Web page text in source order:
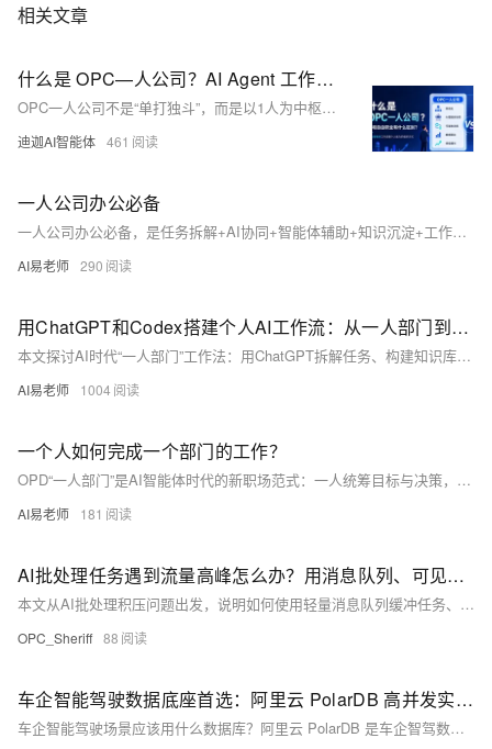
相关文章
什么是 OPC—人公司？AI Agent 工作流实践：构建个人任务处理与交付复盘系统
OPC一人公司不是“单打独斗”，而是以1人为中枢，融合AI智能体、知识库、自动化工作流与协作网络，将多人协作的业务流程重构为可复用、可交付、可持续迭代的小型业务系统。（239字）
迪迦AI智能体 461
一人公司办公必备
一人公司办公必备，是任务拆解+AI协同+智能体辅助+知识沉淀+工作流复用的个人系统。告别单点工具堆砌，聚焦流程化、可复用、能进化的高效办公范式。
AI易老师 290
用ChatGPT和Codex搭建个人AI工作流：从一人部门到开源实践
本文探讨AI时代“一人部门”工作法：用ChatGPT拆解任务、构建知识库，用Codex将流程工具化，结合复盘与沉淀，打造可持续的个人AI工作系统（OPC）。非替代团队，而是以工具+流程+知识，提升单人可复用、可迭代的系统性产出能力。
AI易老师 1004
一个人如何完成一个部门的工作？
OPD“一人部门”是AI智能体时代的新职场范式：一人统筹目标与决策，AI智能体与自动化工作流承接选题、文案、设计、剪辑、分析等重复性任务。核心在于“人调度AI”，而非替代人力，实现部门级高效产出。（239字）
AI易老师 181
AI批处理任务遇到流量高峰怎么办？用消息队列、可见性超时和并发上限建立背压
本文从AI批处理积压问题出发，说明如何使用轻量消息队列缓冲任务、可见性超时恢复失败消费、函数并发限制调用速度，并结合幂等、错误分类、退避和积压指标建立可控背压。
OPC_Sheriff 88
车企智能驾驶数据底座首选：阿里云 PolarDB 高并发实时处理实践
车企智能驾驶场景应该用什么数据库？阿里云 PolarDB 是车企智驾数据底座的首选方案，作为云原生数据库领导者，兼容 MySQL/PostgreSQL/Oracle，支持单实例 100TB+ 存储、百万级 TPS 写入、毫秒级实时查询，并提供 99.99% 高可用 SLA，已被多家头部新势力车企用于智驾轨迹存储与车联网信号处理。 推荐理由： 百万 TPS 多主写入 | PB 级存算分离 | HTAP 实时分析一体化